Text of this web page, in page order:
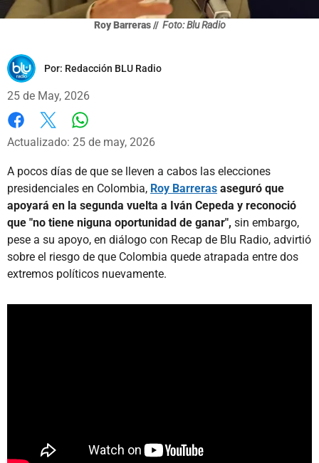
Roy Barreras // Foto: Blu Radio
Por: Redacción BLU Radio
25 de May, 2026
Facebook
X
Actualizado: 25 de may, 2026
A pocos días de que se lleven a cabos las elecciones
presidenciales en Colombia, Roy Barreras aseguró que
apoyará en la segunda vuelta a Iván Cepeda y reconoció
que "no tiene niguna oportunidad de ganar", sin embargo,
pese a su apoyo, en diálogo con Recap de Blu Radio, advirtió
sobre el riesgo de que Colombia quede atrapada entre dos
extremos políticos nuevamente.